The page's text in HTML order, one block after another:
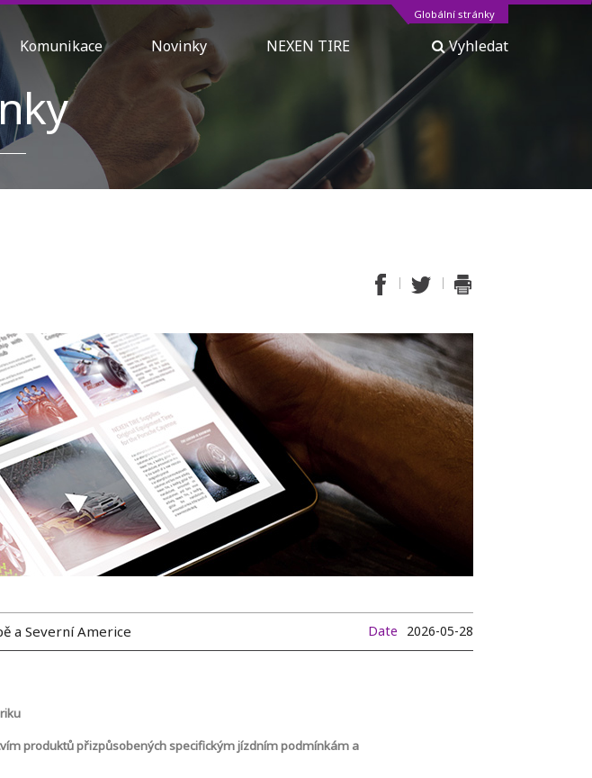
Globální stránky
Komunikace Novinky NEXEN TIRE Vyhledat
a Severní Americe Date 2026-05-28
produktů přizpůsobených specifickým jízdním podmínkám a